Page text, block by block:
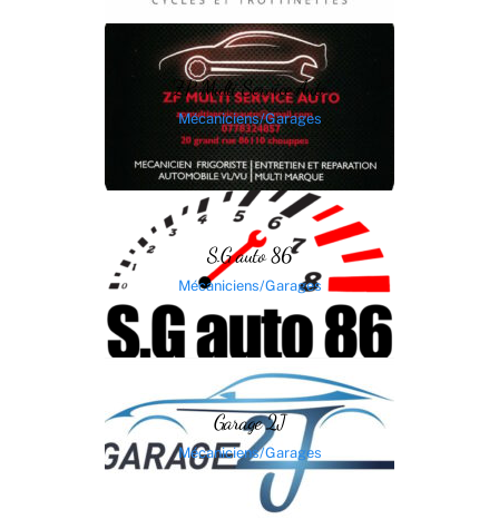
ZP Multi Service Auto
Mécaniciens/Garages
S.G auto 86
Mécaniciens/Garages
Garage 2J
Mécaniciens/Garages